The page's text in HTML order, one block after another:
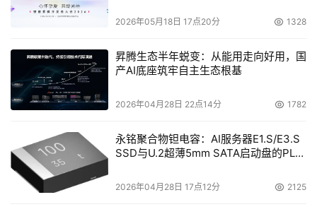
势的创新性能进行了分享，充分展现了助力韩国客户应对人
工智能数据中心挑战的整体实力，赢得了客户对Aginode安
捷诺技术实力的信任。
Aginode安捷诺亚太地区渠道和技术支持经理姜圭喆，通过
分享Aginode安捷诺的经典案例，深入解读了人工智能数据
据中心增长所带来的新商机，帮助客户进一步加深了对
Aginode安捷诺产品的了解。
2026年05月18日 17点20分 1328
昇腾生态半年蜕变：从能用走向好用，国
产AI底座筑牢自主生态根基
2026年04月28日 22点14分 1782
永铭聚合物钽电容：AI服务器E1.S/E3.S
SSD与U.2超薄5mm SATA启动盘的PLP
2026年04月28日 17点12分 2125